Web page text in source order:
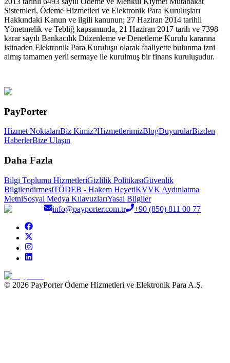
Sistemleri, Ödeme Hizmetleri ve Elektronik Para Kuruluşları
Hakkındaki Kanun ve ilgili kanunun; 27 Haziran 2014 tarihli
Yönetmelik ve Tebliğ kapsamında, 21 Haziran 2017 tarih ve 7398
karar sayılı Bankacılık Düzenleme ve Denetleme Kurulu kararına
istinaden Elektronik Para Kuruluşu olarak faaliyette bulunma izni
almış tamamen yerli sermaye ile kurulmuş bir finans kuruluşudur.
PayPorter
Hizmet NoktalarıBiz Kimiz?HizmetlerimizBlogDuyurularBizden
HaberlerBize Ulaşın
Daha Fazla
Bilgi Toplumu HizmetleriGizlilik PolitikasıGüvenlik
BilgilendirmesiTÖDEB - Hakem HeyetiKVVK Aydınlatma
MetniSosyal Medya KılavuzlarıYasal Bilgiler
info@payporter.com.tr
+90 (850) 811 00 77
© 2026 PayPorter Ödeme Hizmetleri ve Elektronik Para A.Ş.